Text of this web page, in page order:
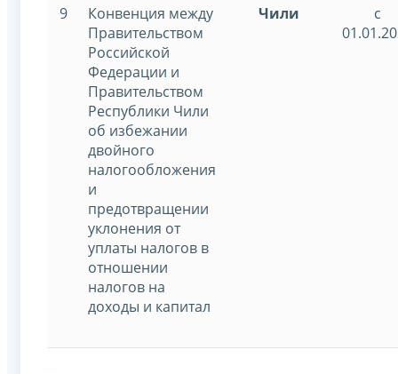
9
Конвенция между
Правительством
Российской
Федерации и
Правительством
Республики Чили
об избежании
двойного
налогообложения
и
предотвращении
уклонения от
уплаты налогов в
отношении
налогов на
доходы и капитал
Чили
с